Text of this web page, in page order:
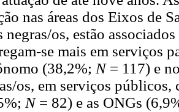
nas áreas dos Eixos de
negras/os, estão
se mais em serviços
(38,2%; N = 117) e
os, em serviços
N = 82) e as ONGs